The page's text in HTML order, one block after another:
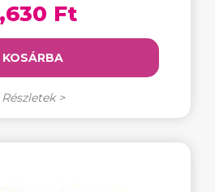
Ft
KOSÁRBA
Részletek >